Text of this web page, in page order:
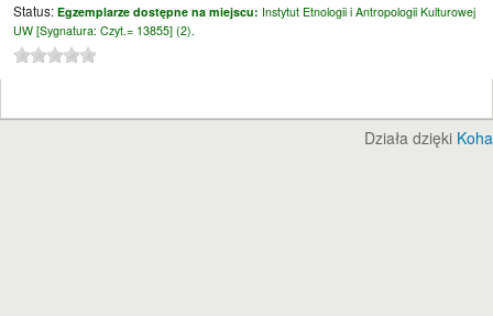
Status:Egzemplarze dostępne na miejscu: Instytut Etnologii i Antropologii Kulturowej
UW [Sygnatura:Czyt.= 13855] (2).
Działa dzięki Koha